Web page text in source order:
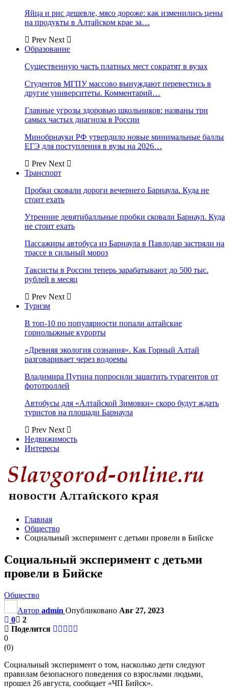
Яйца и рис дешевле, мясо дороже: как изменились цены
на продукты в Алтайском крае за…
Prev Next
Образование
Существенную часть платных мест сократят в вузах
Студентов МГПУ массово вынуждают перевестись в
другие университеты. Комментарий…
Главные угрозы здоровью школьников: названы три
самых частых диагноза в России
Минобрнауки РФ утвердило новые минимальные баллы
ЕГЭ для поступления в вузы на 2026…
Prev Next
Транспорт
Пробки сковали дороги вечернего Барнаула. Куда не
стоит ехать
Утренние девятибалльные пробки сковали Барнаул. Куда
не стоит ехать
Пассажиры автобуса из Барнаула в Павлодар застряли на
трассе в сильный мороз
Таксисты в России теперь зарабатывают до 500 тыс.
рублей в месяц
Prev Next
Туризм
В топ-10 по популярности попали алтайские
горнолыжные курорты
«Древняя экология сознания». Как Горный Алтай
разговаривает через водоемы
Владимира Путина попросили защитить турагентов от
фототроллей
Автобусы для «Алтайской Зимовки» скоро будут ждать
туристов на площади Барнаула
Prev Next
Недвижимость
Интересы
Главная
Общество
Социальный эксперимент с детьми провели в Бийске
Социальный эксперимент с детьми
провели в Бийске
Общество
Автор admin Опубликовано Авг 27, 2023
0
2
Поделится
0
(0)
Социальный эксперимент о том, насколько дети следуют
правилам безопасного поведения со взрослыми людьми,
прошел 26 августа, сообщает «ЧП Бийск».